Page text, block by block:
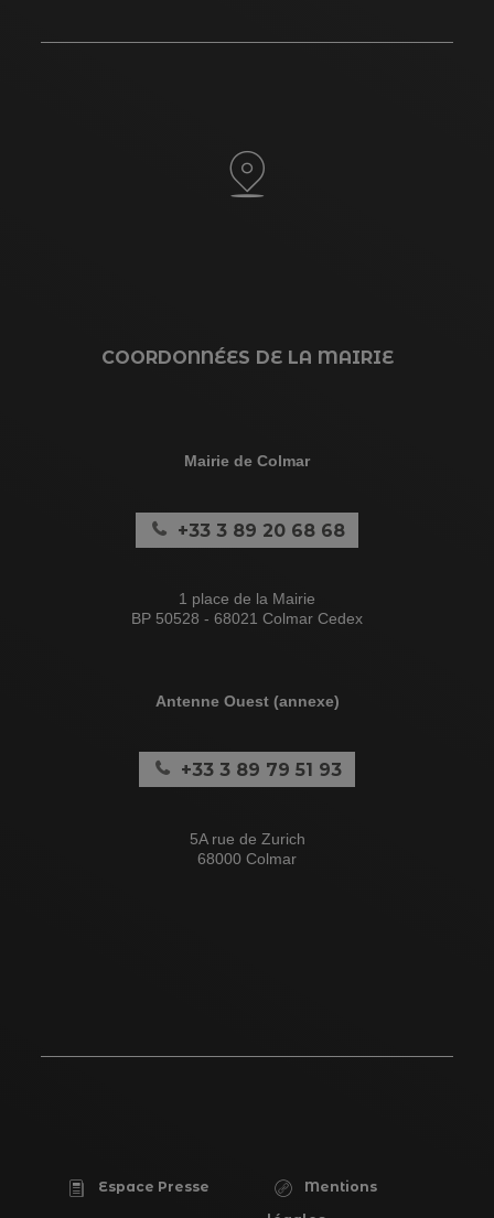
COORDONNÉES DE LA MAIRIE
Mairie de Colmar
+33 3 89 20 68 68
1 place de la Mairie
BP 50528 - 68021 Colmar Cedex
Antenne Ouest (annexe)
+33 3 89 79 51 93
5A rue de Zurich
68000 Colmar
Espace Presse
Mentions